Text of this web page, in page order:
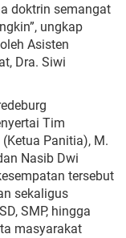
doktrin semangat
ungkap
Asisten
Dra. Siwi
Tim
Panitia), M.
Nasib Dwi
tersebut
sekaligus
SMP, hingga
masyarakat